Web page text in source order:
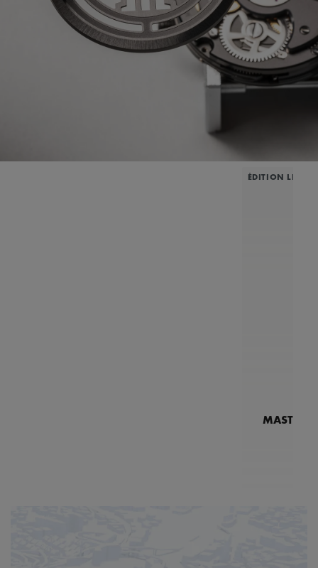
ÉDITION